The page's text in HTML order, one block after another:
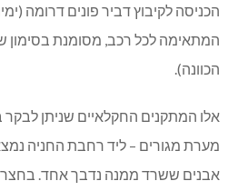
הכניסה לקיבוץ דביר פונים דרומה
המתאימה לכל רכב, מסומנת בסימון
הכוונה).
אלו המתקנים החקלאיים שניתן
מערת מגורים – ליד רחבת החניה
אבנים ששרד ממנה נדבך אחד. בחצר